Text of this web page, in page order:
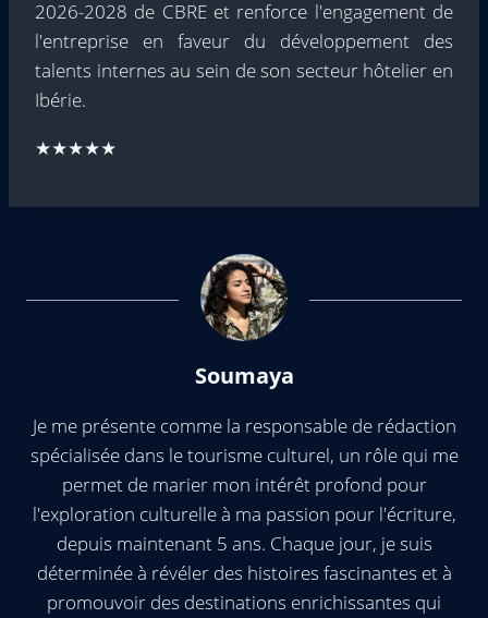
2026-2028 de CBRE et renforce l'engagement de
l'entreprise en faveur du développement des
talents internes au sein de son secteur hôtelier en
Ibérie.
★★★★★
Soumaya
Je me présente comme la responsable de rédaction
spécialisée dans le tourisme culturel, un rôle qui me
permet de marier mon intérêt profond pour
l'exploration culturelle à ma passion pour l'écriture,
depuis maintenant 5 ans. Chaque jour, je suis
déterminée à révéler des histoires fascinantes et à
promouvoir des destinations enrichissantes qui